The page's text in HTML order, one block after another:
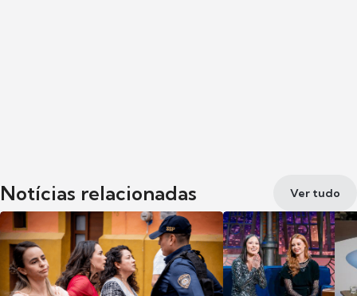
Notícias relacionadas Ver tudo